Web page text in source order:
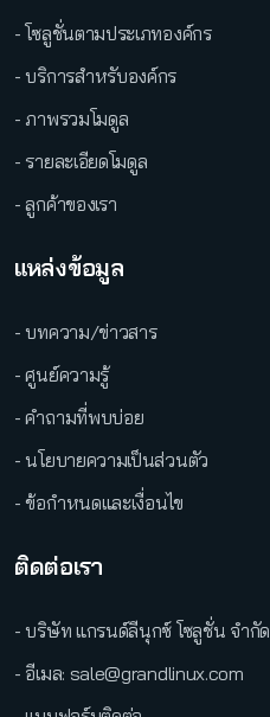
- โซลูชั่นตามประเภทองค์กร
- บริการสำหรับองค์กร
- ภาพรวมโมดูล
- รายละเอียดโมดูล
- ลูกค้าของเรา
แหล่งข้อมูล
- บทความ/ข่าวสาร
- ศูนย์ความรู้
- คำถามที่พบบ่อย
- นโยบายความเป็นส่วนตัว
- ข้อกำหนดและเงื่อนไข
ติดต่อเรา
- บริษัท แกรนด์ลีนุกซ์ โซลูชั่น จำกัด
- อีเมล: sale@grandlinux.com